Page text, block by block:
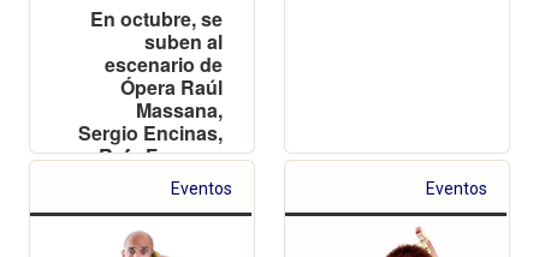
En octubre, se
suben al
escenario de
Ópera Raúl
Massana,
Sergio Encinas,
Rafa Forner y
Pablo
Carrascosa
Eventos Eventos